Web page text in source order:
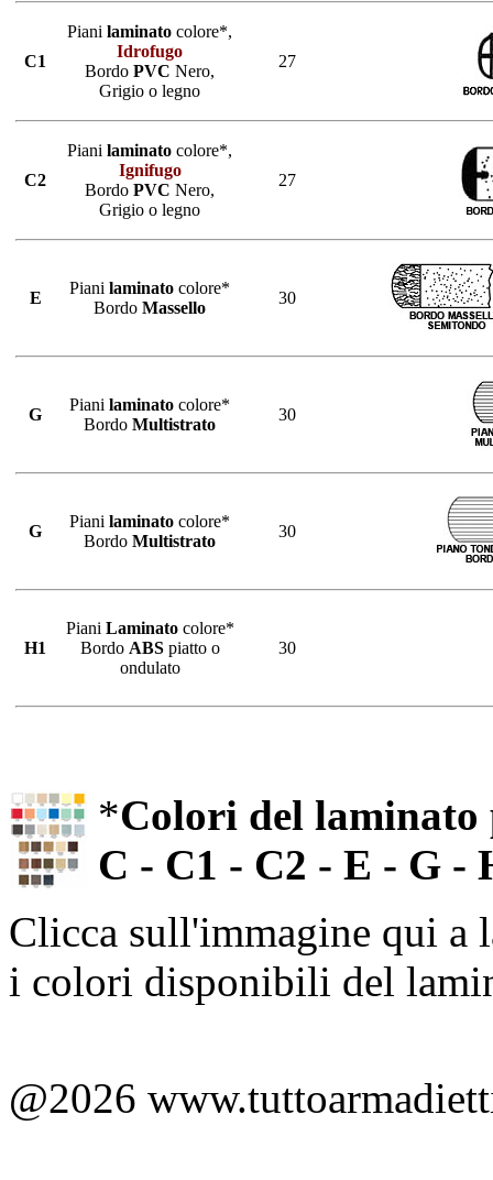
C1
Piani laminato colore*,
Idrofugo
Bordo PVC Nero,
Grigio o legno
27
C2
Piani laminato colore*,
Ignifugo
Bordo PVC Nero,
Grigio o legno
27
E
Piani laminato colore*
Bordo Massello
30
G
Piani laminato colore*
Bordo Multistrato
30
G
Piani laminato colore*
Bordo Multistrato
30
H1
Piani Laminatocolore*
Bordo ABSpiatto o
ondulato
30
*Colori del
C - C1 - C2 - E - G -
Clicca sull'immagine qui a
i colori disponibili del
@2026